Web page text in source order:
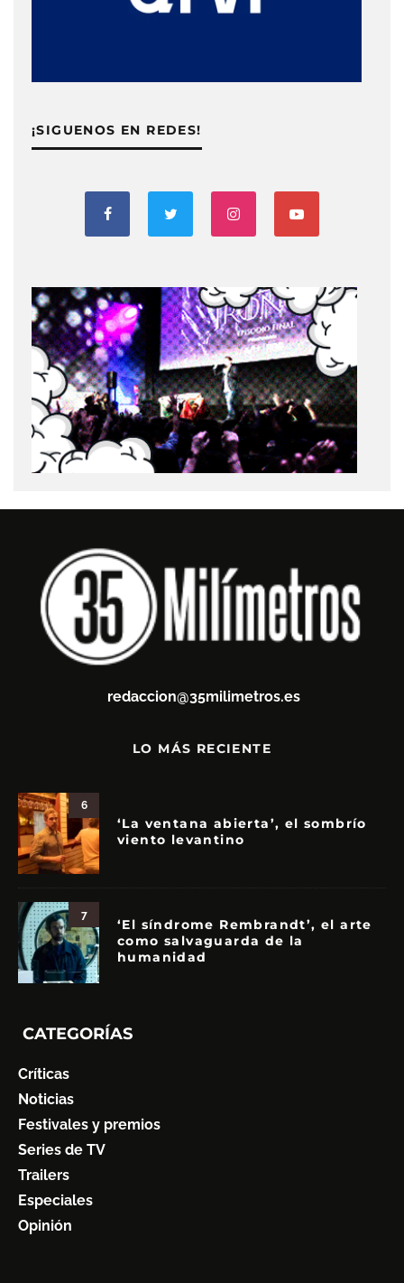
¡SIGUENOS EN REDES!
redaccion@35milimetros.es
LO MÁS RECIENTE
6
‘La ventana abierta’, el sombrío
viento levantino
7
‘El síndrome Rembrandt’, el arte
como salvaguarda de la
humanidad
CATEGORÍAS
Críticas
Noticias
Festivales y premios
Series de TV
Trailers
Especiales
Opinión